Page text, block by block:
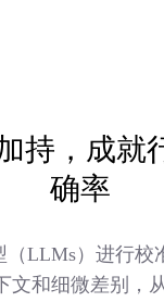
持，成就
确率
（LLMs）进行校
文和细微差别，